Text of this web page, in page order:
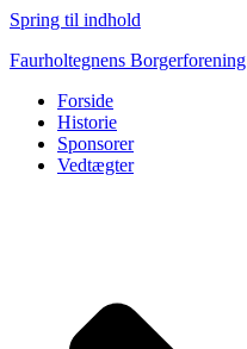
Spring til indhold
Faurholtegnens Borgerforening
Forside
Historie
Sponsorer
Vedtægter